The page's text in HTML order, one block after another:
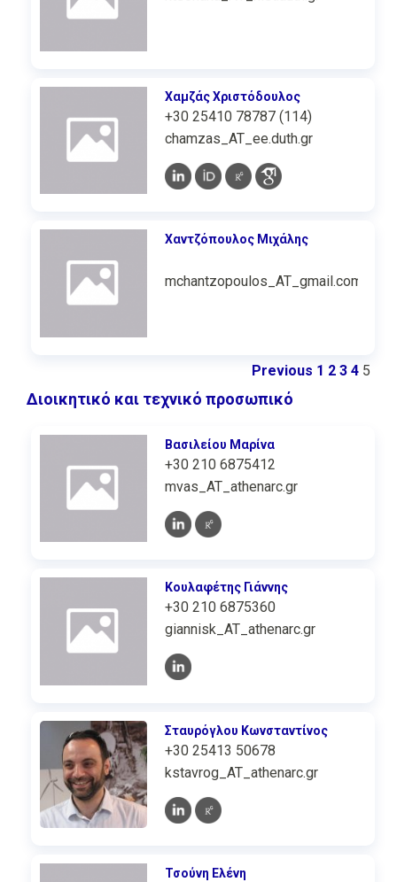
Χαμζάς Χριστόδουλος
+30 25410 78787 (114)
chamzas_AT_ee.duth.gr
Χαντζόπουλος Μιχάλης
mchantzopoulos_AT_gmail.com
Previous 1 2 3 4 5
Διοικητικό και τεχνικό προσωπικό
Βασιλείου Μαρίνα
+30 210 6875412
mvas_AT_athenarc.gr
Κουλαφέτης Γιάννης
+30 210 6875360
giannisk_AT_athenarc.gr
Σταυρόγλου Κωνσταντίνος
+30 25413 50678
kstavrog_AT_athenarc.gr
Τσούνη Ελένη